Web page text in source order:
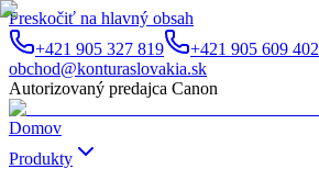
Preskočiť na hlavný obsah
+421 905 327 819
+421 905 609 402
obchod@konturaslovakia.sk
Autorizovaný predajca Canon
Domov
Produkty